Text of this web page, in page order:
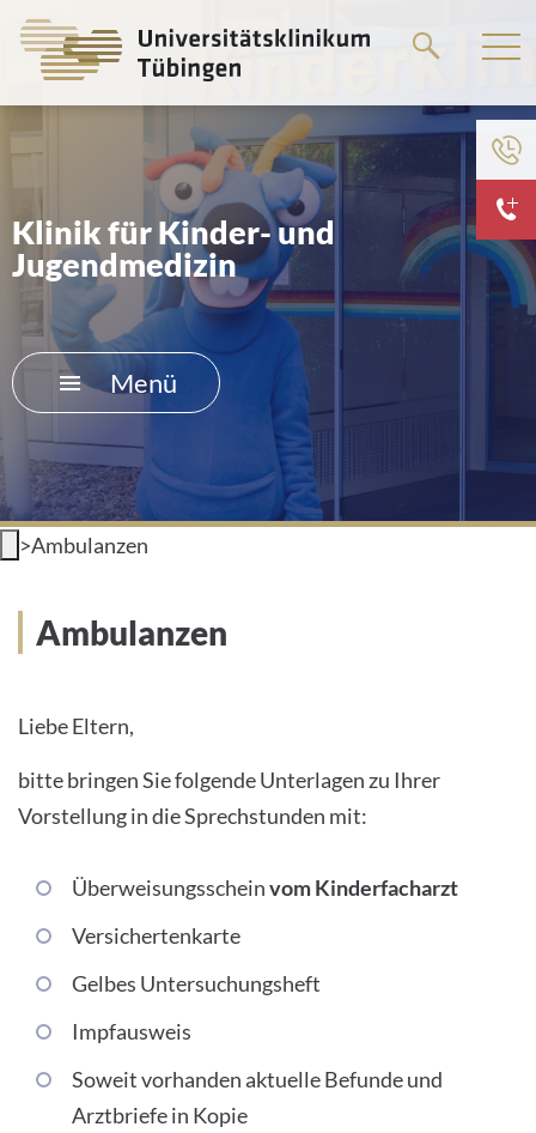
zum
Klinik für Kinder- und
Jugendmedizin
Menü
>Ambulanzen
Ambulanzen
Liebe Eltern,
bitte bringen Sie folgende Unterlagen zu Ihrer
Vorstellung in die Sprechstunden mit:
Überweisungsscheinvom Kinderfacharzt
Versichertenkarte
Gelbes Untersuchungsheft
Impfausweis
Soweit vorhanden aktuelle Befunde und
Arztbriefe in Kopie